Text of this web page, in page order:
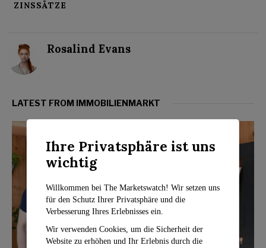
ZINSSÄTZE
Rosalind Evans
LATEST FROM IMMOBILIENMARKT
Ihre Privatsphäre ist uns
wichtig
Willkommen bei The Marketswatch! Wir setzen uns
für den Schutz Ihrer Privatsphäre und die
Verbesserung Ihres Erlebnisses ein.
Wir verwenden Cookies, um die Sicherheit der
Website zu erhöhen und Ihr Erlebnis durch die